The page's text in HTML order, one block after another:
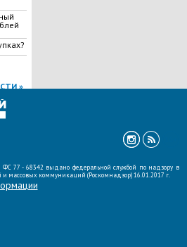
»
77 - 68342 выдано федеральной службой по надзору в
и массовых коммуникаций (Роскомнадзор) 16.01.2017 г.